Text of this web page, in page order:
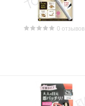
0 отзывов